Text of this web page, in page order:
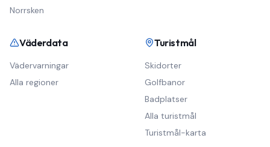
Norrsken
Väderdata
Vädervarningar
Alla regioner
Turistmål
Skidorter
Golfbanor
Badplatser
Alla turistmål
Turistmål-karta